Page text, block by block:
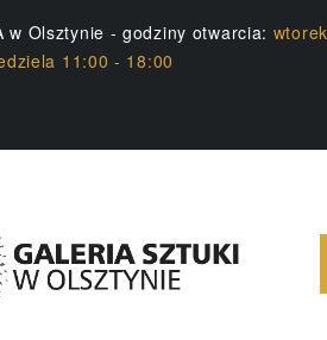
w Olsztynie - godziny otwarcia:
11:00 - 18:00